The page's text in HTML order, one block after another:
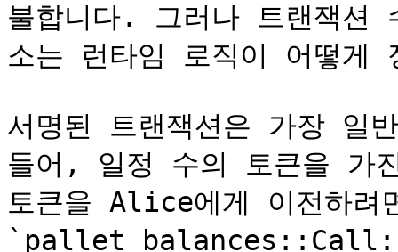
불합니다. 그러나 트랜잭션
소는 런타임 로직이 어떻게
서명된 트랜잭션은 가장 일
들어, 일정 수의 토큰을 가
토큰을 Alice에게 이전하